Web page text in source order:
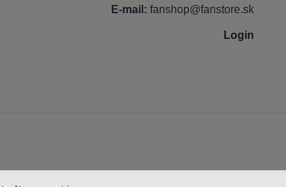
E-mail: fanshop@fanstore.sk
Login